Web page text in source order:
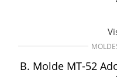
B. Molde MT-52